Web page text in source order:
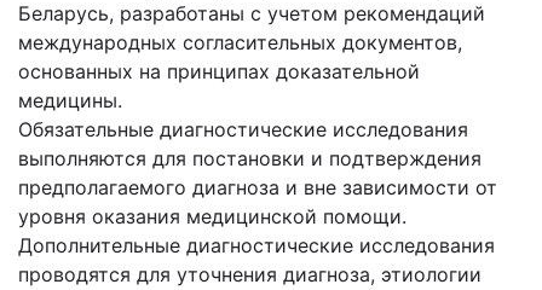
Беларусь, разработаны с учетом рекомендаций
международных согласительных документов,
основанных на принципах доказательной
медицины.
Обязательные диагностические исследования
выполняются для постановки и подтверждения
предполагаемого диагноза и вне зависимости от
уровня оказания медицинской помощи.
Дополнительные диагностические исследования
проводятся для уточнения диагноза, этиологии